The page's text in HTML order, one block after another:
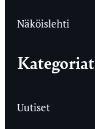
Näköislehti
Kategoriat
Uutiset